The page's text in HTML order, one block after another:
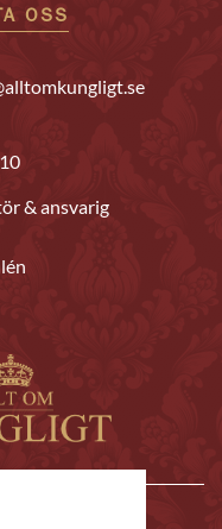
OSS
& ansvarig